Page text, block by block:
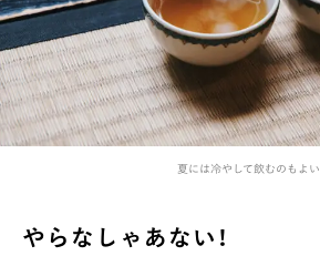
夏には冷やして飲むのもよい
やらなしゃあない！